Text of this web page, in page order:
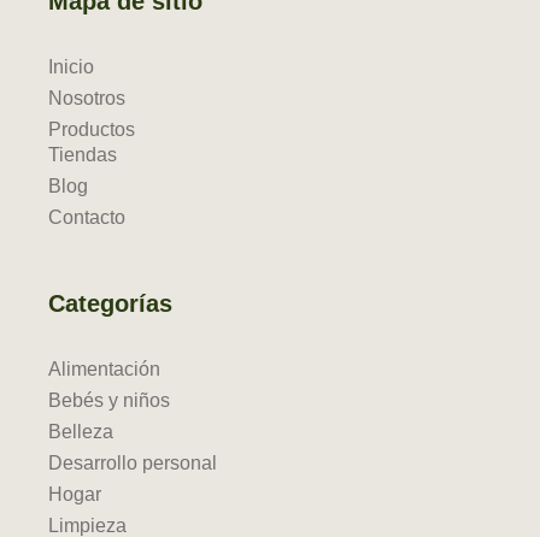
Inicio
Nosotros
Productos
Tiendas
Blog
Contacto
Categorías
Alimentación
Bebés y niños
Belleza
Desarrollo personal
Hogar
Limpieza